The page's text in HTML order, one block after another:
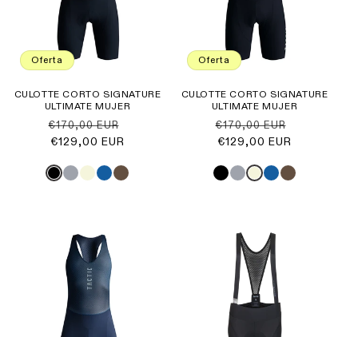
Oferta
CULOTTE CORTO SIGNATURE
ULTIMATE MUJER
Precio
habitual
€170,00 EUR
€129,00 EUR
Oferta
CULOTTE CORTO SIGNATURE
ULTIMATE MUJER
Precio
habitual
€170,00 EUR
€129,00 EUR